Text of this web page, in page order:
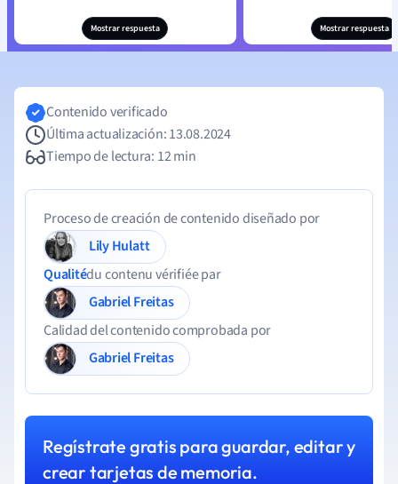
Mostrar respuesta Mostrar respuesta
Contenido verificado
Última actualización: 13.08.2024
Tiempo de lectura: 12 min
Proceso de creación de contenido diseñado por
Lily Hulatt
Qualitédu contenu vérifiée par
Gabriel Freitas
Calidad del contenido comprobada por
Gabriel Freitas
Regístrate gratis para guardar, editar y
crear tarjetas de memoria.